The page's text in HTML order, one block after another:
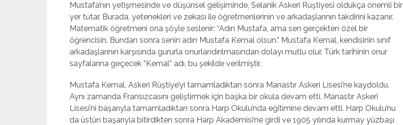
Mustafa’nın yetişmesinde ve düşünsel gelişiminde, Selanik Askeri Rüştiyesi oldukça önemli bir
yer tutar. Burada, yetenekleri ve zekası ile öğretmenlerinin ve arkadaşlarının takdirini kazanır.
Matematik öğretmeni ona şöyle seslenir: “Adın Mustafa, ama sen gerçekten özel bir
öğrencisin. Bundan sonra senin adın Mustafa Kemal olsun.” Mustafa Kemal, kendisinin sınıf
arkadaşlarının karşısında gururla onurlandırılmasından dolayı mutlu olur. Türk tarihinin onur
sayfalarına geçecek “Kemal” adı, bu şekilde verilmiştir.
Mustafa Kemal, Askeri Rüştiye’yi tamamladıktan sonra Manastır Askeri Lisesi’ne kaydoldu.
Aynı zamanda Fransızcasını geliştirmek için başka bir okula devam etti. Manastır Askeri
Lisesi’ni başarıyla tamamladıktan sonra Harp Okulu’nda eğitimine devam etti. Harp Okulu’nu
da üstün başarıyla bitirdikten sonra Harp Akademisi’ne girdi ve 1905 yılında kurmay yüzbaşı